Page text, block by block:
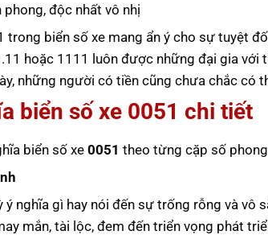
độc nhất vô nhị
biển số xe mang ẩn ý cho sự tuyệt
hoặc 1111 luôn được những đại gia với
những người có tiền cũng chưa chắc có
biển số xe 0051 chi tiết
biển số xe0051 theo từng cặp số
nghĩa gì hay nói đến sự trống rỗng và vô
mắn, tài lộc, đem đến triển vọng phát